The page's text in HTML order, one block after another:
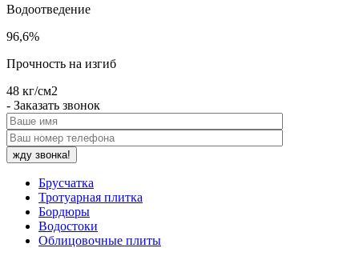
Водоотведение
96,6%
Прочность на изгиб
48 кг/см2
- Заказать звонок
Брусчатка
Тротуарная плитка
Бордюры
Водостоки
Облицовочные плиты